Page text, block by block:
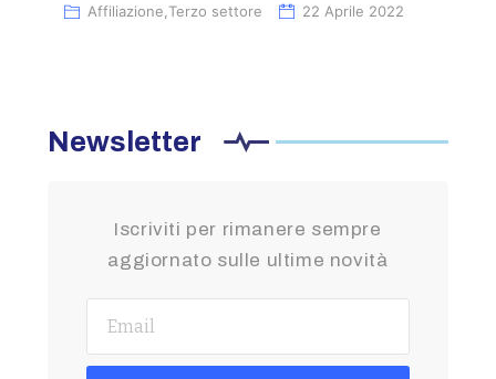
Affiliazione Terzo settore 22 Aprile 2022
Newsletter
Iscriviti per rimanere sempre
aggiornato sulle ultime novità